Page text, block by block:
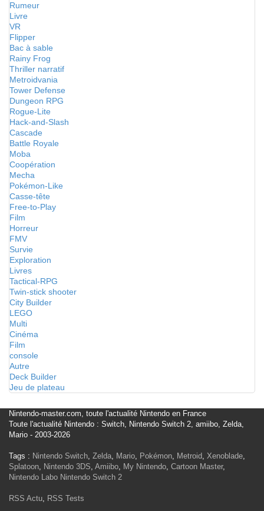
Rumeur
Livre
VR
Flipper
Bac à sable
Rainy Frog
Thriller narratif
Metroidvania
Tower Defense
Dungeon RPG
Rogue-Lite
Hack-and-Slash
Cascade
Battle Royale
Moba
Coopération
Mecha
Pokémon-Like
Casse-tête
Free-to-Play
Film
Horreur
FMV
Survie
Exploration
Livres
Tactical-RPG
Twin-stick shooter
City Builder
LEGO
Multi
Cinéma
Film
console
Autre
Deck Builder
Jeu de plateau
Nintendo-master.com, toute l'actualité Nintendo en France
Toute l'actualité Nintendo : Switch, Nintendo Switch 2, amiibo, Zelda,
Mario - 2003-2026
Tags : Nintendo Switch, Zelda, Mario, Pokémon, Metroid, Xenoblade,
Splatoon, Nintendo 3DS, Amiibo, My Nintendo, Cartoon Master,
Nintendo Labo Nintendo Switch 2
RSS Actu, RSS Tests